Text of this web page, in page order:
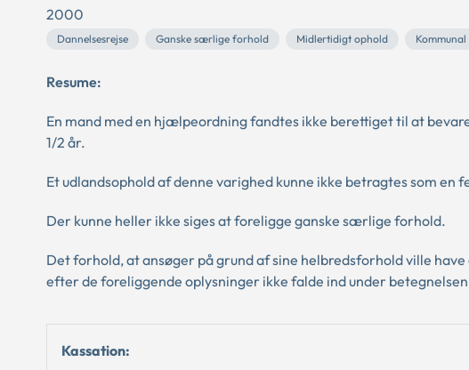
2000
Dannelsesrejse Ganske særlige forhold Midlertidigt ophold Kommunal
Resume:
En mand med en hjælpeordning fandtes ikke berettiget til at
1/2 år.
Et udlandsophold af denne varighed kunne ikke betragtes som en
Der kunne heller ikke siges at foreligge ganske særlige forhold.
Det forhold, at ansøger på grund af sine helbredsforhold ville
efter de foreliggende oplysninger ikke falde ind under
Kassation: